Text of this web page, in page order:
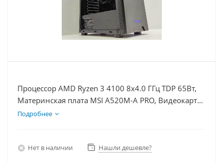
Процессор AMD Ryzen 3 4100 8x4.0 ГГц TDP 65Вт,
Материнская плата MSI A520M-A PRO, Видеокарта
GTX 1650 4Гб, Память DDR4 16Gb, Диски
Подробнее
Нет в наличии Нашли дешевле?